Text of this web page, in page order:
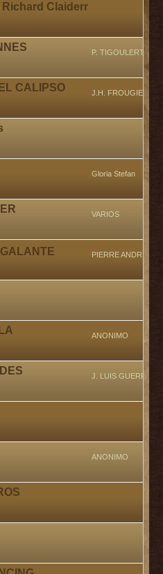
Claidermen
P. TIGOULERT/L.
CALIPSO J.H. FROUGIER
Gloria Stefan
VARIOS
PIERRE ANDRE
ANONIMO
J. LUIS GUERRERA
ANONIMO